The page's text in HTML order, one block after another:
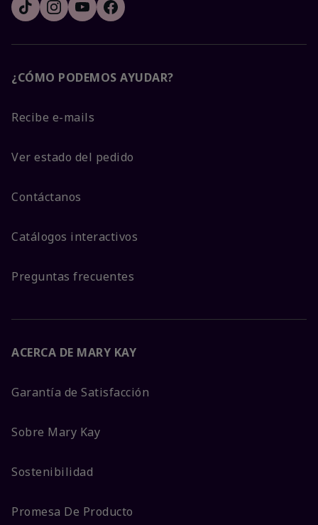
¿CÓMO PODEMOS AYUDAR?
Recibe e-mails
Ver estado del pedido
Contáctanos
Catálogos interactivos
Preguntas frecuentes
ACERCA DE MARY KAY
Garantía de Satisfacción
Sobre Mary Kay
Sostenibilidad
Promesa De Producto